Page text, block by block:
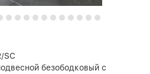
SC
безободковый с